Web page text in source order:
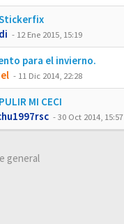
- 12 Ene 2015, 15:19
para el invierno.
- 11 Dic 2014, 22:28
MI CECI
-30 Oct 2014, 15:57
general